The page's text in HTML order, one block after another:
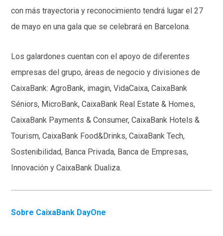
con más trayectoria y reconocimiento tendrá lugar el 27
de mayo en una gala que se celebrará en Barcelona.
Los galardones cuentan con el apoyo de diferentes
empresas del grupo, áreas de negocio y divisiones de
CaixaBank: AgroBank, imagin, VidaCaixa, CaixaBank
Séniors, MicroBank, CaixaBank Real Estate & Homes,
CaixaBank Payments & Consumer, CaixaBank Hotels &
Tourism, CaixaBank Food&Drinks, CaixaBank Tech,
Sostenibilidad, Banca Privada, Banca de Empresas,
Innovación y CaixaBank Dualiza.
Sobre CaixaBank DayOne